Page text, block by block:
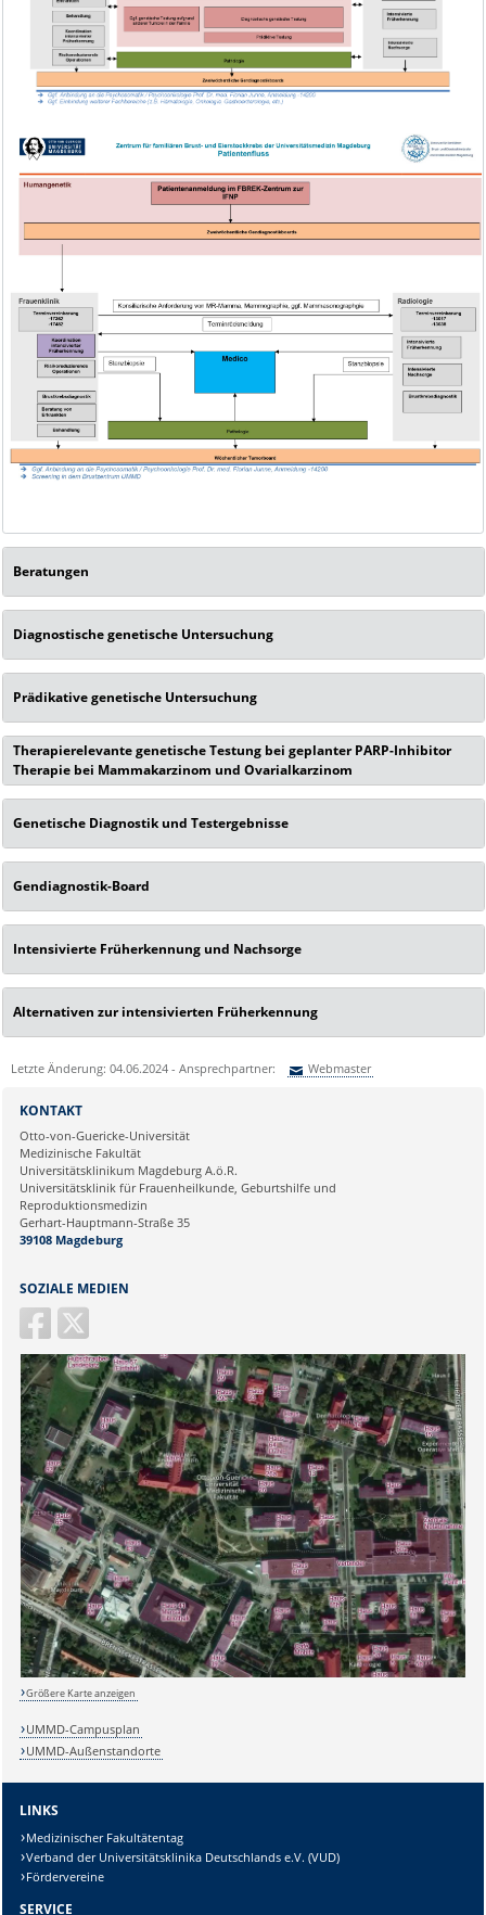
Beratungen
Diagnostische genetische Untersuchung
Prädikative genetische Untersuchung
Therapierelevante genetische Testung bei geplanter PARP-Inhibitor
Therapie bei Mammakarzinom und Ovarialkarzinom
Genetische Diagnostik und Testergebnisse
Gendiagnostik-Board
Intensivierte Früherkennung und Nachsorge
Alternativen zur intensivierten Früherkennung
Letzte Änderung: 04.06.2024 - Ansprechpartner: Webmaster
Ihre E-Mailadresse:
Ihr Anliegen:
Sicherheitsabfrage:
SOZIALE MEDIEN
KONTAKT
Otto-von-Guericke-Universität
Medizinische Fakultät
Universitätsklinikum Magdeburg A.ö.R.
Universitätsklinik für Frauenheilkunde, Geburtshilfe und
Reproduktionsmedizin
Gerhart-Hauptmann-Straße 35
39108 Magdeburg
Größere Karte anzeigen
UMMD-Campusplan
UMMD-Außenstandorte
LINKS
Medizinischer Fakultätentag
Verband der Universitätsklinika Deutschlands e.V. (VUD)
Fördervereine
SERVICE